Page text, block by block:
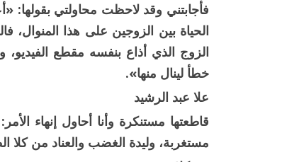
فأجابتني وقد لاحظت محاولتي بقولها:
الحياة بين الزوجين على هذا
الزوج الذي أذاع بنفسه مقطع
خطأ لينال منها».
علا عبد الرشيد
قاطعتها مستنكرة وأنا أحاول إنهاء
مستغربة، وليدة الغضب والعناد من كلا
جهاز مستقبل مصر نموذجا..
الدول كيانات تنموية عملاقة؟